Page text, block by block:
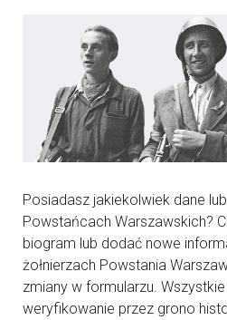
Posiadasz jakiekolwiek dane
Powstańcach Warszawskich?
biogram lub dodać nowe
żołnierzach Powstania
zmiany w formularzu.
weryfikowanie przez grono